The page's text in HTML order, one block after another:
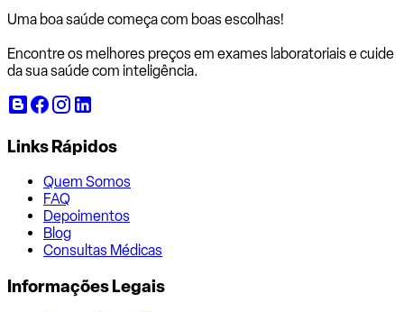
Uma boa saúde começa com boas escolhas!
Encontre os melhores preços em exames laboratoriais e cuide
da sua saúde com inteligência.
Links Rápidos
Quem Somos
FAQ
Depoimentos
Blog
Consultas Médicas
Informações Legais